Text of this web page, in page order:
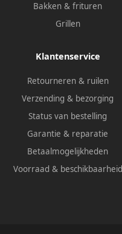
Bakken & frituren
Grillen
Klantenservice
Retourneren & ruilen
Verzending & bezorging
Status van bestelling
Garantie & reparatie
Betaalmogelijkheden
Voorraad & beschikbaarheid